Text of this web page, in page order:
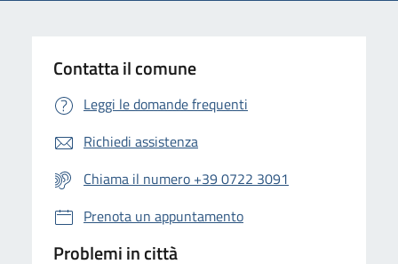
Contatta il comune
Leggi le domande frequenti
Richiedi assistenza
Chiama il numero +39 0722 3091
Prenota un appuntamento
Problemi in città